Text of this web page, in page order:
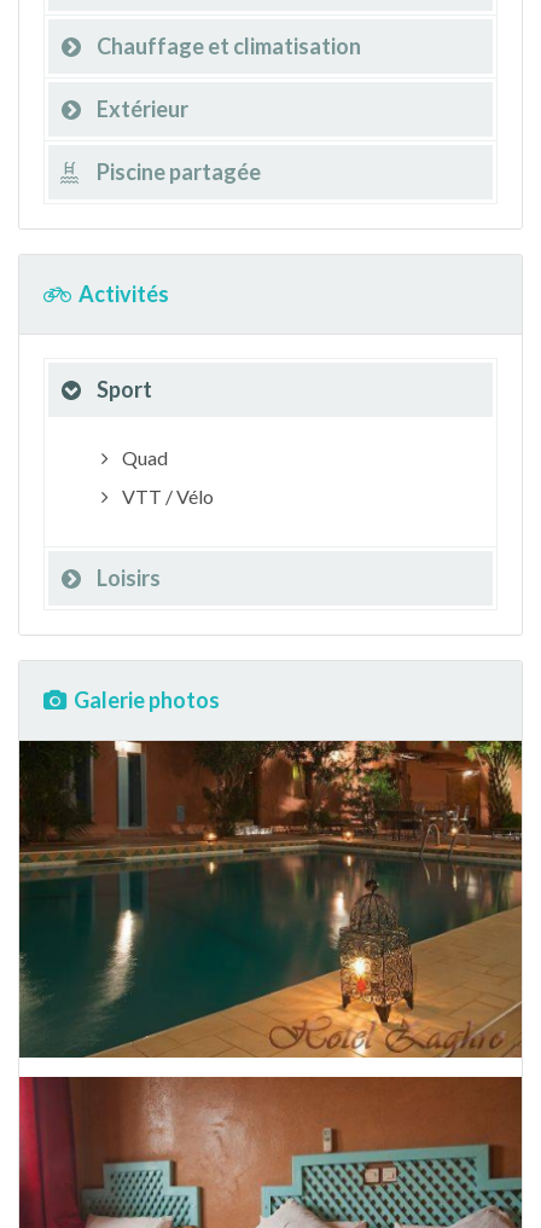
Chauffage et climatisation
Extérieur
Piscine partagée
Activités
Sport
Quad
VTT / Vélo
Loisirs
Galerie photos